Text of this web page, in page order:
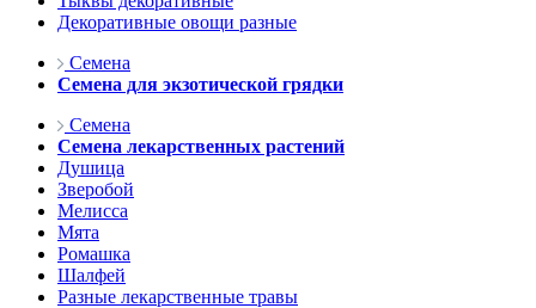
Декоративные овощи разные
Семена
Семена для экзотической грядки
Семена
Семена лекарственных растений
Душица
Зверобой
Мелисса
Мята
Ромашка
Шалфей
Разные лекарственные травы